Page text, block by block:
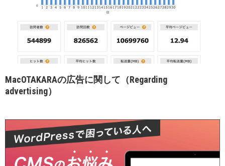
MacOTAKARAの広告に関して（Regarding
advertising）